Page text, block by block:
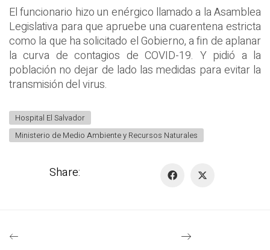
El funcionario hizo un enérgico llamado a la Asamblea
Legislativa para que apruebe una cuarentena estricta
como la que ha solicitado el Gobierno, a fin de aplanar
la curva de contagios de COVID-19. Y pidió a la
población no dejar de lado las medidas para evitar la
transmisión del virus.
Hospital El Salvador
Ministerio de Medio Ambiente y Recursos Naturales
Share: